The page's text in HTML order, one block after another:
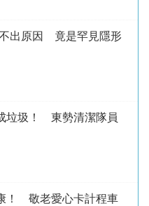
出原因 竟是罕見隱形
垃圾！ 東勢清潔隊員
！ 敬老愛心卡計程車